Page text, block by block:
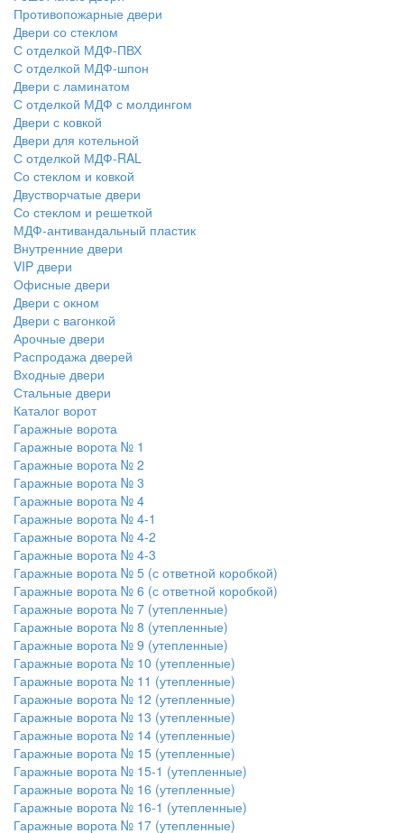
Противопожарные двери
Двери со стеклом
С отделкой МДФ-ПВХ
С отделкой МДФ-шпон
Двери с ламинатом
С отделкой МДФ с молдингом
Двери с ковкой
Двери для котельной
С отделкой МДФ-RAL
Со стеклом и ковкой
Двустворчатые двери
Со стеклом и решеткой
МДФ-антивандальный пластик
Внутренние двери
VIP двери
Офисные двери
Двери с окном
Двери с вагонкой
Арочные двери
Распродажа дверей
Входные двери
Стальные двери
Каталог ворот
Гаражные ворота
Гаражные ворота № 1
Гаражные ворота № 2
Гаражные ворота № 3
Гаражные ворота № 4
Гаражные ворота № 4-1
Гаражные ворота № 4-2
Гаражные ворота № 4-3
Гаражные ворота № 5 (с ответной коробкой)
Гаражные ворота № 6 (с ответной коробкой)
Гаражные ворота № 7 (утепленные)
Гаражные ворота № 8 (утепленные)
Гаражные ворота № 9 (утепленные)
Гаражные ворота № 10 (утепленные)
Гаражные ворота № 11 (утепленные)
Гаражные ворота № 12 (утепленные)
Гаражные ворота № 13 (утепленные)
Гаражные ворота № 14 (утепленные)
Гаражные ворота № 15 (утепленные)
Гаражные ворота № 15-1 (утепленные)
Гаражные ворота № 16 (утепленные)
Гаражные ворота № 16-1 (утепленные)
Гаражные ворота № 17 (утепленные)